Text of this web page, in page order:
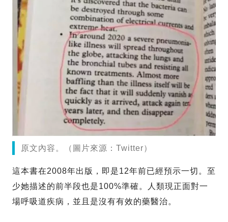
原文內容。（圖片來源：Twitter）
這本書在2008年出版，即是12年前已經預示一切。至
少她描述的前半段也是100%準確。人類現正面對一
場呼吸道疾病，並且是沒有有效的藥醫治。